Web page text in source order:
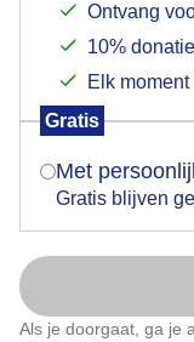
Ontvang
10%
Elk
Gratis
Met
Gratis blijven
Als je doorgaat, ga je
Door: Johanna Varner
Indien je hier
verschijnt er
Is
Nu
Klik